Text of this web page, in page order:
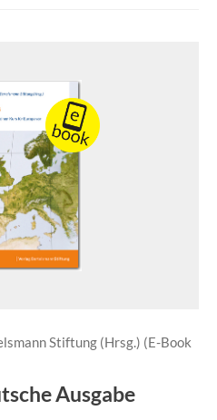
Stiftung (Hrsg.) (E-Book
Ausgabe